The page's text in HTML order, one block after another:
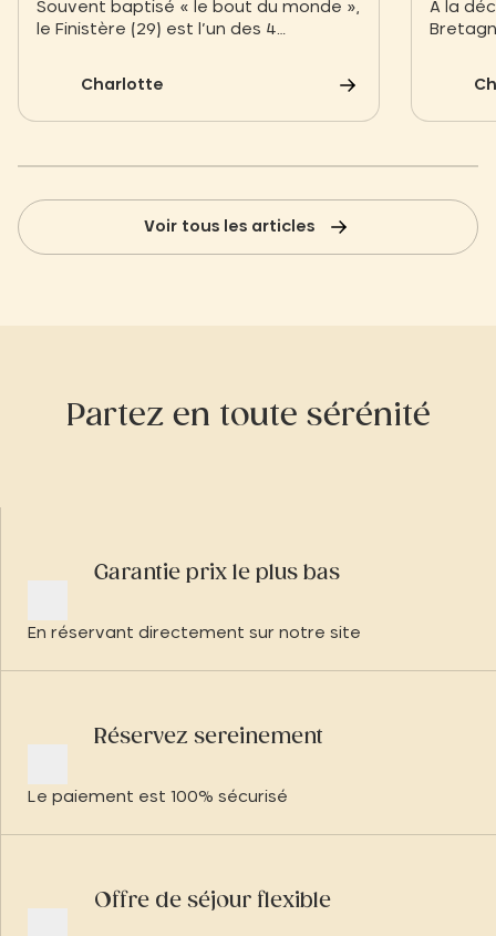
Souvent baptisé « le bout du monde »,
le Finistère (29) est l’un des 4
constitue le département le plus
Manche, le Finistère Nord renferme
bretonnes, le Léon au nord-ouest
Charlotte
A la
Bretagne Crêpes, galettes,
ha
Voir tous les articles
Partez en toute sérénité
Garantie prix le plus bas
En réservant directement sur notre site
Réservez sereinement
Le paiement est 100% sécurisé
Offre de séjour flexible